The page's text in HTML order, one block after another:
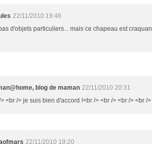
22/11/2010 19:46
d'objets particuliers... mais ce chapeau est
blog de maman 22/11/2010 20:31
<br /> je suis bien d'accord !<br /> <br /> <br /> <br />
22/11/2010 19:20